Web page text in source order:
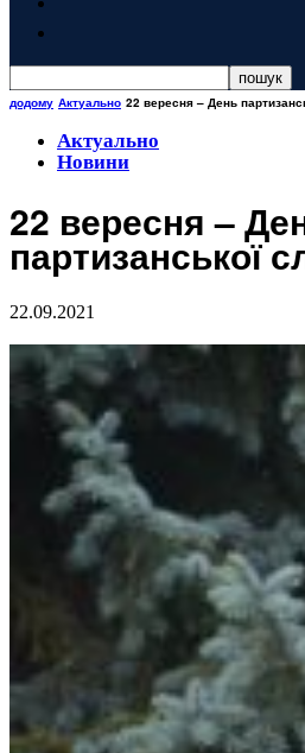
додому Актуально 22 вересня – День
Актуально
Новини
22 вересня –
партизанської
22.09.2021